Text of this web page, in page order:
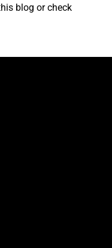
blog or check